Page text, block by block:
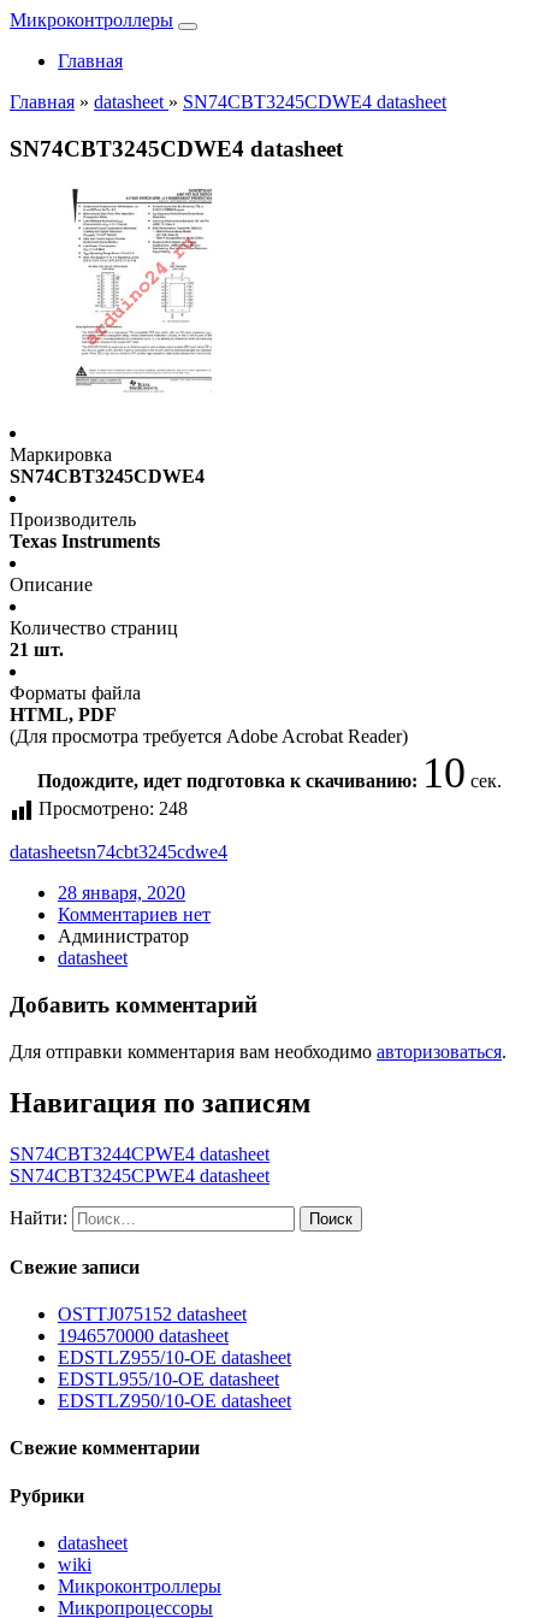
Микроконтроллеры
Главная
Главная » datasheet » SN74CBT3245CDWE4 datasheet
SN74CBT3245CDWE4 datasheet
Маркировка
SN74CBT3245CDWE4
Производитель
Texas Instruments
Описание
Количество страниц
21 шт.
Форматы файла
HTML, PDF
(Для просмотра требуется Adobe Acrobat Reader)
Подождите, идет подготовка к скачиванию: 10 сек.
Просмотрено: 248
datasheetsn74cbt3245cdwe4
28 января, 2020
Комментариев нет
Администратор
datasheet
Добавить комментарий
Для отправки комментария вам необходимо авторизоваться.
Навигация по записям
SN74CBT3244CPWE4 datasheet
SN74CBT3245CPWE4 datasheet
Найти:
Свежие записи
OSTTJ075152 datasheet
1946570000 datasheet
EDSTLZ955/10-OE datasheet
EDSTL955/10-OE datasheet
EDSTLZ950/10-OE datasheet
Свежие комментарии
Рубрики
datasheet
wiki
Микроконтроллеры
Микропроцессоры